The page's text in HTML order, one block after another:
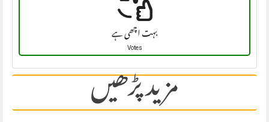
بہت اچھی ہے
Votes
مزید پڑھیں